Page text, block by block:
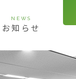
社沿革
NEWS
お知らせ